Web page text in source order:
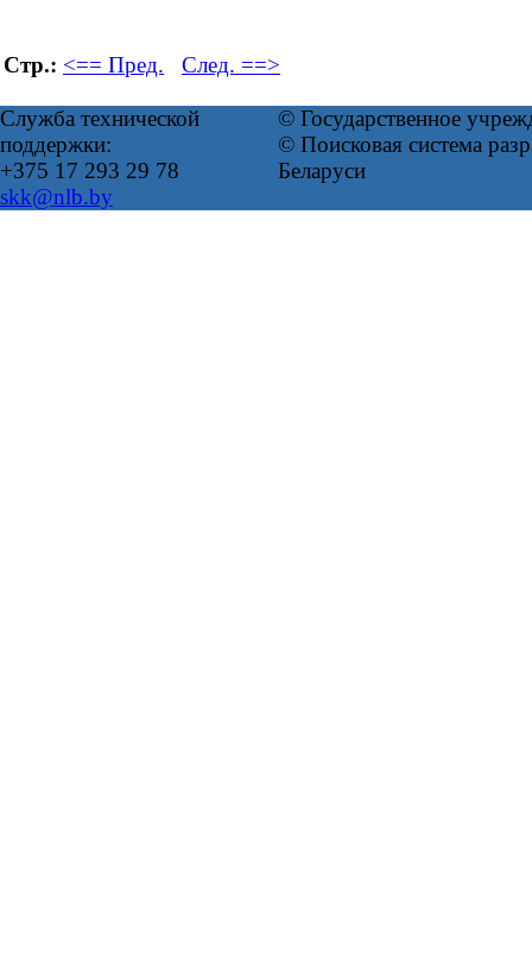
Стр.: <== Пред. След. ==>
Служба технической
поддержки:
+375 17 293 29 78
skk@nlb.by
© Государственное
© Поисковая система
Беларуси